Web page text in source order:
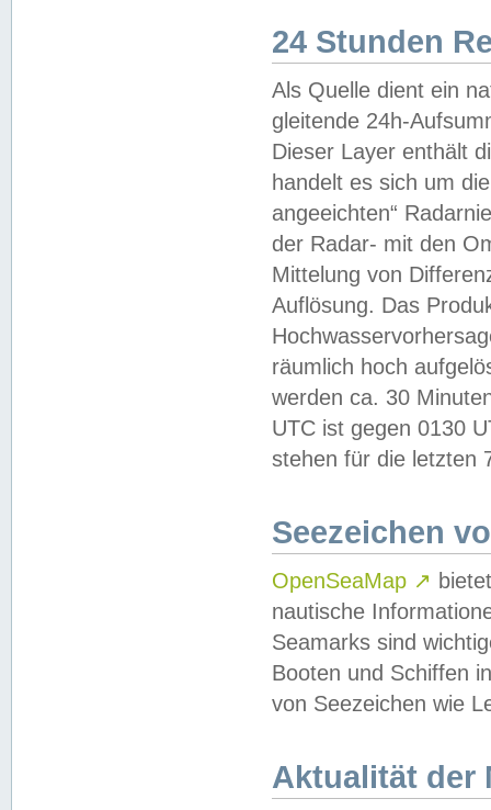
24 Stunden
Als Quelle dient ein
gleitende 24h-
Dieser Layer enthält
handelt es sich um
angeeichten“
der Radar- mit den
Mittelung von
Auflösung. Das
räumlich hoch
werden ca. 30
UTC ist gegen 0130
stehen für die letzten
Seezeichen
OpenSeaMap ↗
nautische
Seamarks sind
Booten und Schiffen
von Seezeichen wie
Aktualität der